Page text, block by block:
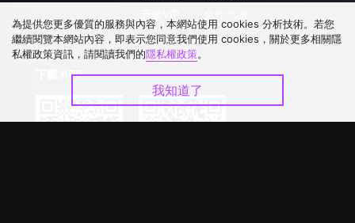
下載 APP
為提供您更多優質的服務與內容，本網站使用 cookies 分析技術。若您
繼續閱覽本網站內容，即表示您同意我們使用 cookies，關於更多相關隱
私權政策資訊，請閱讀我們的隱私權政策。
我知道了